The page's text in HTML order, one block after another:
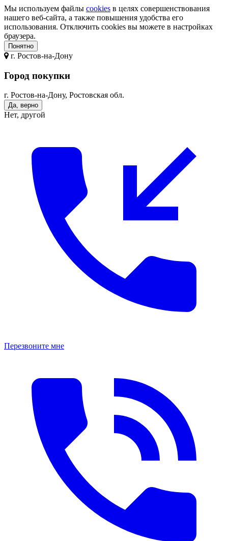
Мы используем файлы cookies в целях совершенствования
нашего веб-сайта, а также повышения удобства его
использования. Отключить cookies вы можете в настройках
браузера.
Понятно
г. Ростов-на-Дону
Город покупки
г. Ростов-на-Дону, Ростовская обл.
Да, верно
Нет, другой
Перезвоните мне